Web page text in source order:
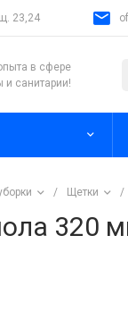
23,24
в сфере
и санитарии!
/ Щетки /
320